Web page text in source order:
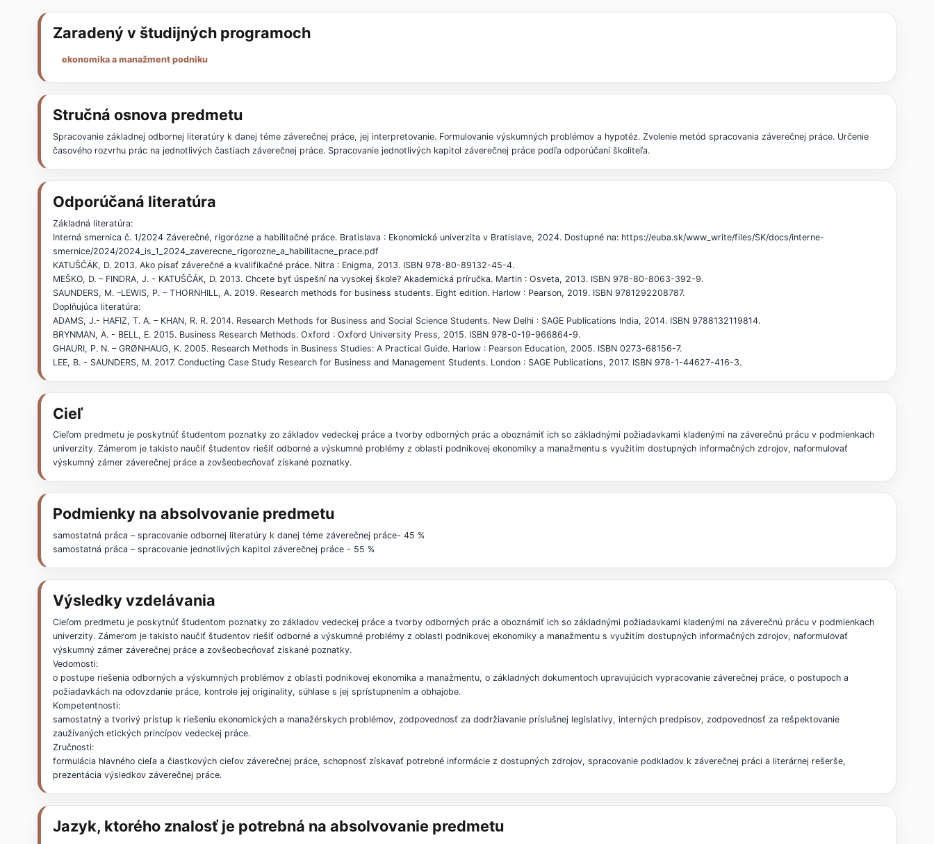
Zaradený v študijných programoch
ekonomika a manažment podniku
Stručná osnova predmetu
Spracovanie základnej odbornej literatúry k danej téme záverečnej práce, jej interpretovanie. Formulovanie výskumných problémov a hypotéz. Zvolenie metód spracovania záverečnej práce. Určenie
časového rozvrhu prác na jednotlivých častiach záverečnej práce. Spracovanie jednotlivých kapitol záverečnej práce podľa odporúčaní školiteľa.
Odporúčaná literatúra
Základná literatúra:
Interná smernica č. 1/2024 Záverečné, rigorózne a habilitačné práce. Bratislava : Ekonomická univerzita v Bratislave, 2024. Dostupné na: https://euba.sk/www_write/files/SK/docs/interne-
smernice/2024/2024_is_1_2024_zaverecne_rigorozne_a_habilitacne_prace.pdf
KATUŠČÁK, D. 2013. Ako písať záverečné a kvalifikačné práce. Nitra : Enigma, 2013. ISBN 978-80-89132-45-4.
MEŠKO, D. – FINDRA, J. - KATUŠČÁK, D. 2013. Chcete byť úspešní na vysokej škole? Akademická príručka. Martin : Osveta, 2013. ISBN 978-80-8063-392-9.
SAUNDERS, M. –LEWIS, P. – THORNHILL, A. 2019. Research methods for business students. Eight edition. Harlow : Pearson, 2019. ISBN 9781292208787.
Doplňujúca literatúra:
ADAMS, J.- HAFIZ, T. A. – KHAN, R. R. 2014. Research Methods for Business and Social Science Students. New Delhi : SAGE Publications India, 2014. ISBN 9788132119814.
BRYNMAN, A. - BELL, E. 2015. Business Research Methods. Oxford : Oxford University Press, 2015. ISBN 978-0-19-966864-9.
GHAURI, P. N. – GRØNHAUG, K. 2005. Research Methods in Business Studies: A Practical Guide. Harlow : Pearson Education, 2005. ISBN 0273-68156-7.
LEE, B. - SAUNDERS, M. 2017. Conducting Case Study Research for Business and Management Students. London : SAGE Publications, 2017. ISBN 978-1-44627-416-3.
Cieľ
Cieľom predmetu je poskytnúť študentom poznatky zo základov vedeckej práce a tvorby odborných prác a oboznámiť ich so základnými požiadavkami kladenými na záverečnú prácu v podmienkach
univerzity. Zámerom je takisto naučiť študentov riešiť odborné a výskumné problémy z oblasti podnikovej ekonomiky a manažmentu s využitím dostupných informačných zdrojov, naformulovať
výskumný zámer záverečnej práce a zovšeobecňovať získané poznatky.
Podmienky na absolvovanie predmetu
samostatná práca – spracovanie odbornej literatúry k danej téme záverečnej práce- 45 %
samostatná práca – spracovanie jednotlivých kapitol záverečnej práce - 55 %
Výsledky vzdelávania
Cieľom predmetu je poskytnúť študentom poznatky zo základov vedeckej práce a tvorby odborných prác a oboznámiť ich so základnými požiadavkami kladenými na záverečnú prácu v podmienkach
univerzity. Zámerom je takisto naučiť študentov riešiť odborné a výskumné problémy z oblasti podnikovej ekonomiky a manažmentu s využitím dostupných informačných zdrojov, naformulovať
výskumný zámer záverečnej práce a zovšeobecňovať získané poznatky.
Vedomosti:
o postupe riešenia odborných a výskumných problémov z oblasti podnikovej ekonomika a manažmentu, o základných dokumentoch upravujúcich vypracovanie záverečnej práce, o postupoch a
požiadavkách na odovzdanie práce, kontrole jej originality, súhlase s jej sprístupnením a obhajobe.
Kompetentnosti:
samostatný a tvorivý prístup k riešeniu ekonomických a manažérskych problémov, zodpovednosť za dodržiavanie príslušnej legislatívy, interných predpisov, zodpovednosť za rešpektovanie
zaužívaných etických princípov vedeckej práce.
Zručnosti:
formulácia hlavného cieľa a čiastkových cieľov záverečnej práce, schopnosť získavať potrebné informácie z dostupných zdrojov, spracovanie podkladov k záverečnej práci a literárnej rešerše,
prezentácia výsledkov záverečnej práce.
Jazyk, ktorého znalosť je potrebná na absolvovanie predmetu